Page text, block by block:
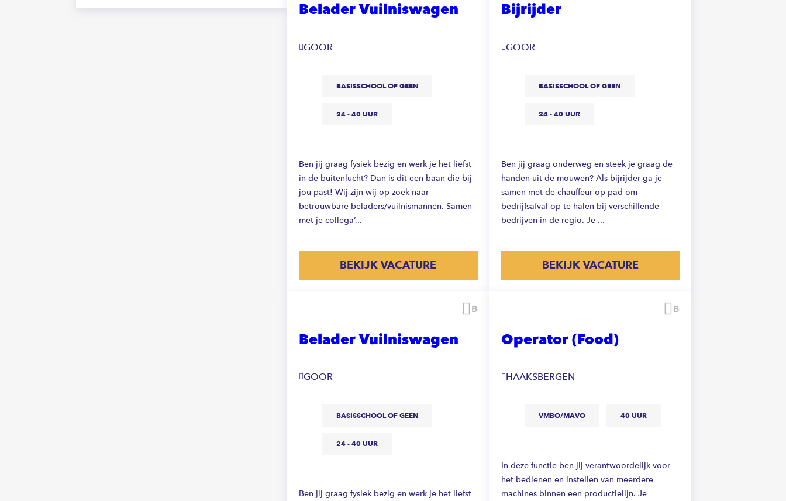
Belader Vuilniswagen
GOOR
BASISSCHOOL OF GEEN
24 - 40 UUR
Ben jij graag fysiek bezig en werk je het liefst
in de buitenlucht? Dan is dit een baan die bij
jou past! Wij zijn wij op zoek naar
betrouwbare beladers/vuilnismannen. Samen
met je collega’...
BEKIJK VACATURE
Bijrijder
GOOR
BASISSCHOOL OF GEEN
24 - 40 UUR
Ben jij graag onderweg en steek je graag de
handen uit de mouwen? Als bijrijder ga je
samen met de chauffeur op pad om
bedrijfsafval op te halen bij verschillende
bedrijven in de regio. Je ...
BEKIJK VACATURE
Belader Vuilniswagen
GOOR
BASISSCHOOL OF GEEN
24 - 40 UUR
Ben jij graag fysiek bezig en werk je het liefst
Bewaren
Operator (Food)
HAAKSBERGEN
VMBO/MAVO 40 UUR
In deze functie ben jij verantwoordelijk voor
het bedienen en instellen van meerdere
machines binnen een productielijn. Je
Bewaren